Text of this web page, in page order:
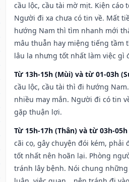
cầu lộc, cầu tài mờ mịt. Kiện cáo
Người đi xa chưa có tin về. Mất
hướng Nam thì tìm nhanh mới
mâu thuẫn hay miệng tiếng tầm
lâu la nhưng tốt nhất làm việc gì
Từ 13h-15h (Mùi) và từ 01-03h
cầu lộc, cầu tài thì đi hướng
nhiều may mắn. Người đi có tin
gặp thuận lợi.
Từ 15h-17h (Thân) và từ 03h-05h
cãi cọ, gây chuyện đói kém, phải
tốt nhất nên hoãn lại. Phòng
tránh lây bệnh. Nói chung